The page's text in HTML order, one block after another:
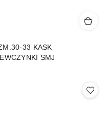
33 KASK
SMJ